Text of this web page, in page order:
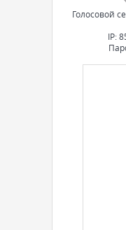
Голосовой
IP: